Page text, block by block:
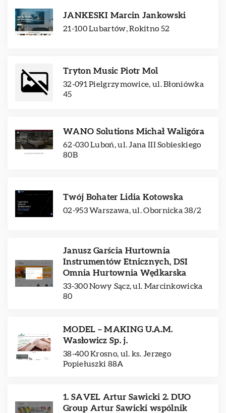
JANKESKI Marcin Jankowski
21-100 Lubartów, Rokitno 52
Tryton Music Piotr Mol
32-091 Pielgrzymowice, ul. Błoniówka
45
WANO Solutions Michał Waligóra
62-030 Luboń, ul. Jana III Sobieskiego
80B
Twój Bohater Lidia Kotowska
02-953 Warszawa, ul. Obornicka 38/2
Janusz Garścia Hurtownia
Instrumentów Etnicznych, DSI
Omnia Hurtownia Wędkarska
33-300 Nowy Sącz, ul. Marcinkowicka
80
MODEL – MAKING U.A.M.
Wasłowicz Sp. j.
38-400 Krosno, ul. ks. Jerzego
Popiełuszki 88A
1. SAVEL Artur Sawicki 2. DUO
Group Artur Sawicki wspólnik